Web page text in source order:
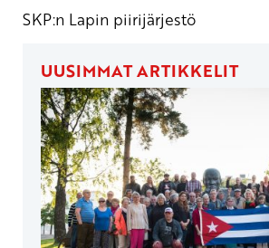
SKP:n Lapin piirijärjestö
UUSIMMAT ARTIKKELIT